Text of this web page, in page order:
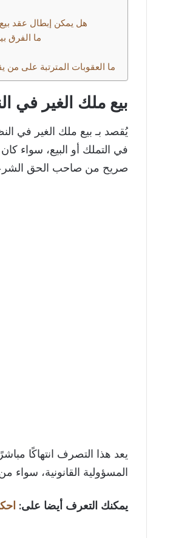
هل يمكن إبطال عقد
ما الفرق
ما العقوبات المترتبة على من
بيع ملك الغير في
يُقصد بـ بيع ملك الغير في
في التملك أو البيع، سواء
صريح من صاحب الحق
يعد هذا التصرف انتهاكًا
المسؤولية القانونية، سواء
يمكنك التعرف أيضا على: